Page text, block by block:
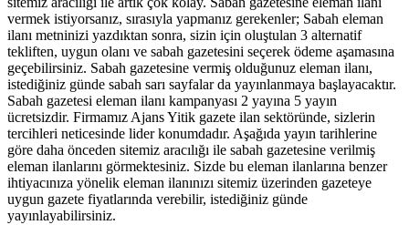
vermek istiyorsanız, sırasıyla yapmanız gerekenler; Sabah eleman
ilanı metninizi yazdıktan sonra, sizin için oluştulan 3 alternatif
tekliften, uygun olanı ve sabah gazetesini seçerek ödeme aşamasına
geçebilirsiniz. Sabah gazetesine vermiş olduğunuz eleman ilanı,
istediğiniz günde sabah sarı sayfalar da yayınlanmaya başlayacaktır.
Sabah gazetesi eleman ilanı kampanyası 2 yayına 5 yayın
ücretsizdir. Firmamız Ajans Yitik gazete ilan sektöründe, sizlerin
tercihleri neticesinde lider konumdadır. Aşağıda yayın tarihlerine
göre daha önceden sitemiz aracılığı ile sabah gazetesine verilmiş
eleman ilanlarını görmektesiniz. Sizde bu eleman ilanlarına benzer
ihtiyacınıza yönelik eleman ilanınızı sitemiz üzerinden gazeteye
uygun gazete fiyatlarında verebilir, istediğiniz günde
yayınlayabilirsiniz.